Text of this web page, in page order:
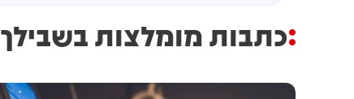
כתבות מומלצות בשבילך